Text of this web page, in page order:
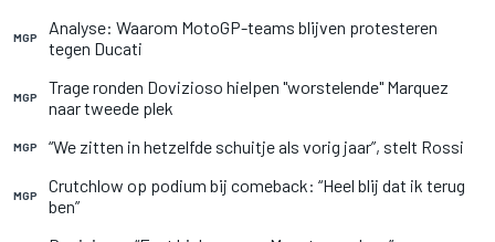
MGP
Analyse: Waarom MotoGP-teams blijven protesteren
tegen Ducati
MGP
Trage ronden Dovizioso hielpen "worstelende" Marquez
naar tweede plek
MGP “We zitten in hetzelfde schuitje als vorig jaar”, stelt Rossi
MGP
Crutchlow op podium bij comeback: “Heel blij dat ik terug
ben”